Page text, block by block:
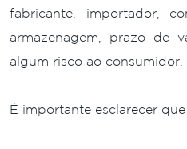
fabricante, importador,
armazenagem, prazo de
algum risco ao consumidor.
É importante esclarecer